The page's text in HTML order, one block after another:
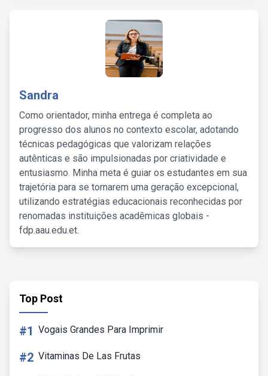
Sandra
Como orientador, minha entrega é completa ao
progresso dos alunos no contexto escolar, adotando
técnicas pedagógicas que valorizam relações
autênticas e são impulsionadas por criatividade e
entusiasmo. Minha meta é guiar os estudantes em sua
trajetória para se tornarem uma geração excepcional,
utilizando estratégias educacionais reconhecidas por
renomadas instituições acadêmicas globais -
fdp.aau.edu.et.
Top Post
#1 Vogais Grandes Para Imprimir
#2 Vitaminas De Las Frutas